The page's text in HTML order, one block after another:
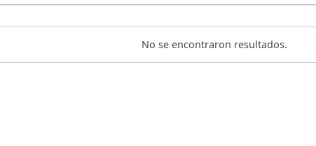
No se encontraron resultados.